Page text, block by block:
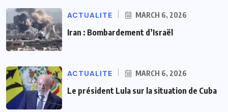
ACTUALITE MARCH 6, 2026
Iran : Bombardement d’Israël
ACTUALITE MARCH 6, 2026
Le président Lula sur la situation de Cuba